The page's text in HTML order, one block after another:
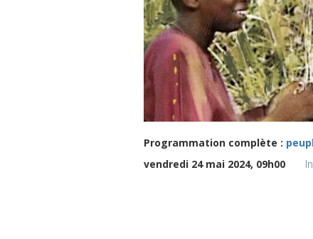
Programmation complète :
vendredi 24 mai 2024, 09h00